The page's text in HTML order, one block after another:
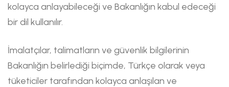
kolayca anlayabileceği ve Bakanlığın kabul edeceği
bir dil kullanılır.
İmalatçılar, talimatların ve güvenlik bilgilerinin
Bakanlığın belirlediği biçimde, Türkçe olarak veya
tüketiciler tarafından kolayca anlaşılan ve